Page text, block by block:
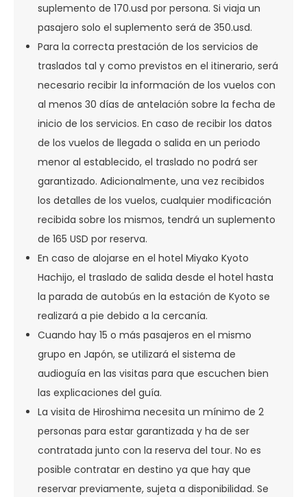
suplemento de 170.usd por persona. Si viaja un
pasajero solo el suplemento será de 350.usd.
Para la correcta prestación de los servicios de
traslados tal y como previstos en el itinerario, será
necesario recibir la información de los vuelos con
al menos 30 días de antelación sobre la fecha de
inicio de los servicios. En caso de recibir los datos
de los vuelos de llegada o salida en un periodo
menor al establecido, el traslado no podrá ser
garantizado. Adicionalmente, una vez recibidos
los detalles de los vuelos, cualquier modificación
recibida sobre los mismos, tendrá un suplemento
de 165 USD por reserva.
En caso de alojarse en el hotel Miyako Kyoto
Hachijo, el traslado de salida desde el hotel hasta
la parada de autobús en la estación de Kyoto se
realizará a pie debido a la cercanía.
Cuando hay 15 o más pasajeros en el mismo
grupo en Japón, se utilizará el sistema de
audioguía en las visitas para que escuchen bien
las explicaciones del guía.
La visita de Hiroshima necesita un mínimo de 2
personas para estar garantizada y ha de ser
contratada junto con la reserva del tour. No es
posible contratar en destino ya que hay que
reservar previamente, sujeta a disponibilidad. Se